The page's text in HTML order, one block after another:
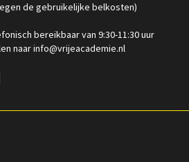
de gebruikelijke belkosten)
bereikbaar van 9:30-11:30 uur
naar info@vrijeacademie.nl